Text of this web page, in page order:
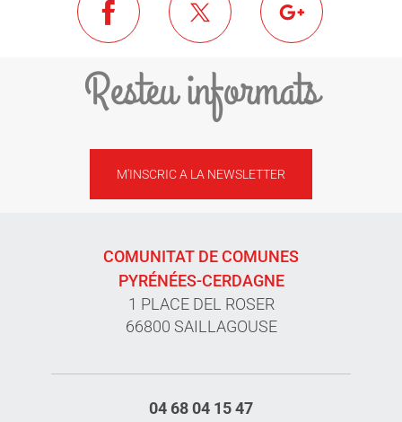
Resteu informats
M'INSCRIC A LA NEWSLETTER
COMUNITAT DE COMUNES
PYRÉNÉES-CERDAGNE
1 PLACE DEL ROSER
66800 SAILLAGOUSE
04 68 04 15 47